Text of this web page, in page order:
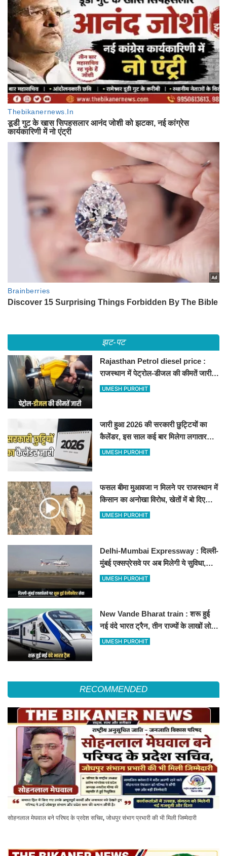
झट-पट
Rajasthan Petrol diesel price :
राजस्थान में पेट्रोल-डीजल की कीमतें जारी,
जानिए बीकानेर समेत पुरे प्रदेश में नए रेट
UMESH PUROHIT
जारी हुआ 2026 की सरकारी छुट्टियों का
कैलेंडर, इस साल कई बार मिलेगा लगातार
अवकाश, देखें
UMESH PUROHIT
फसल बीमा मुआवजा न मिलने पर राजस्थान में
किसान का अनोखा विरोध, खेतों में बो दिए
500-500 रुपए के नोट, वीडियो वायरल
UMESH PUROHIT
Delhi-Mumbai Expressway : दिल्ली-
मुंबई एक्सप्रेसवे पर अब मिलेगी ये सुविधा,
हेलीकॉप्टर सर्विस से तुरंत घायल पहुंचेगा
UMESH PUROHIT
New Vande Bharat train : शरू हुई
नई वंदे भारत ट्रैन, तीन राज्यों के लाखों लोगों
का सफर होगा आसान, देखें पूरा रूटमैप
UMESH PUROHIT
RECOMMENDED
सोहनलाल मेघवाल बने परिषद के प्रदेश सचिव, जोधपुर संभाग प्रभारी की भी मिली जिम्मेदारी